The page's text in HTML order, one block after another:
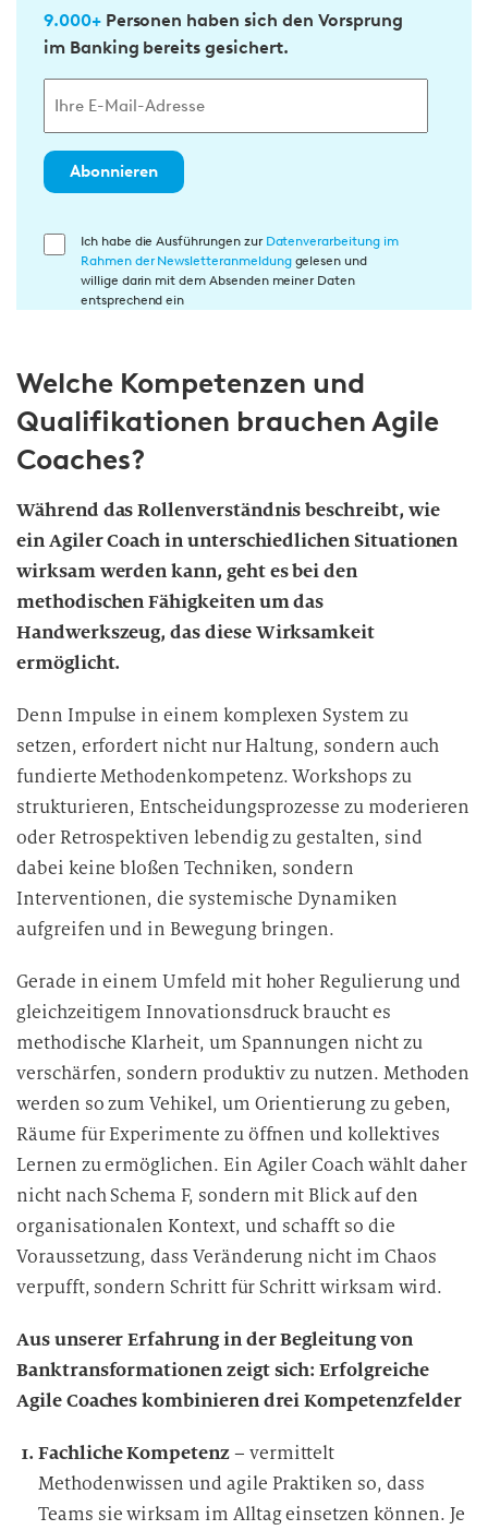
9.000+Personen haben sich den Vorsprung
im Banking bereits gesichert.
Abonnieren
E
l
i
g
n
g
i
n
t
e
n
v
e
r
a
b
e
i
u
n
g
Ich habe die Ausführungen zur Datenverarbeitung im
Rahmen der Newsletteranmeldunggelesen und
willige darin mit dem Absenden meiner Daten
entsprechend ein
Welche Kompetenzen und
Qualifikationen brauchen Agile
Coaches?
Während das Rollenverständnis beschreibt, wie
ein Agiler Coach in unterschiedlichen Situationen
wirksam werden kann, geht es bei den
methodischen Fähigkeiten um das
Handwerkszeug, das diese Wirksamkeit
ermöglicht.
Denn Impulse in einem komplexen System zu
setzen, erfordert nicht nur Haltung, sondern auch
fundierte Methodenkompetenz. Workshops zu
strukturieren, Entscheidungsprozesse zu moderieren
oder Retrospektiven lebendig zu gestalten, sind
dabei keine bloßen Techniken, sondern
Interventionen, die systemische Dynamiken
aufgreifen und in Bewegung bringen.
Gerade in einem Umfeld mit hoher Regulierung und
gleichzeitigem Innovationsdruck braucht es
methodische Klarheit, um Spannungen nicht zu
verschärfen, sondern produktiv zu nutzen. Methoden
werden so zum Vehikel, um Orientierung zu geben,
Räume für Experimente zu öffnen und kollektives
Lernen zu ermöglichen. Ein Agiler Coach wählt daher
nicht nach Schema F, sondern mit Blick auf den
organisationalen Kontext, und schafft so die
Voraussetzung, dass Veränderung nicht im Chaos
verpufft, sondern Schritt für Schritt wirksam wird.
Aus unserer Erfahrung in der Begleitung von
Banktransformationen zeigt sich: Erfolgreiche
Agile Coaches kombinieren drei Kompetenzfelder
Fachliche Kompetenz– vermittelt
Methodenwissen und agile Praktiken so, dass
Teams sie wirksam im Alltag einsetzen können. Je